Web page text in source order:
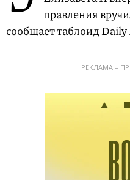
правления
сообщаеттаблоид
РЕКЛАМА –